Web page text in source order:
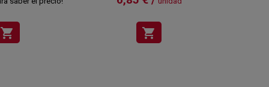
shopping_cart shopping_cart